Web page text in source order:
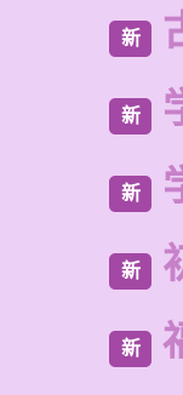
新
新
新
新
新